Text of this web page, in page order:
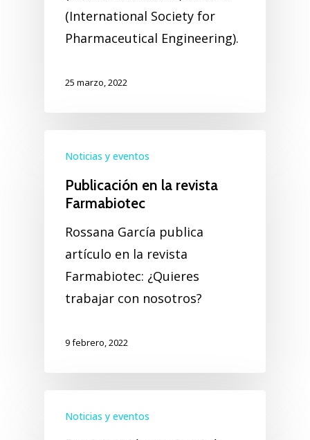
(International Society for
Pharmaceutical Engineering).
25 marzo, 2022
Noticias y eventos
Publicación en la revista
Farmabiotec
Rossana García publica
artículo en la revista
Farmabiotec: ¿Quieres
trabajar con nosotros?
9 febrero, 2022
Noticias y eventos